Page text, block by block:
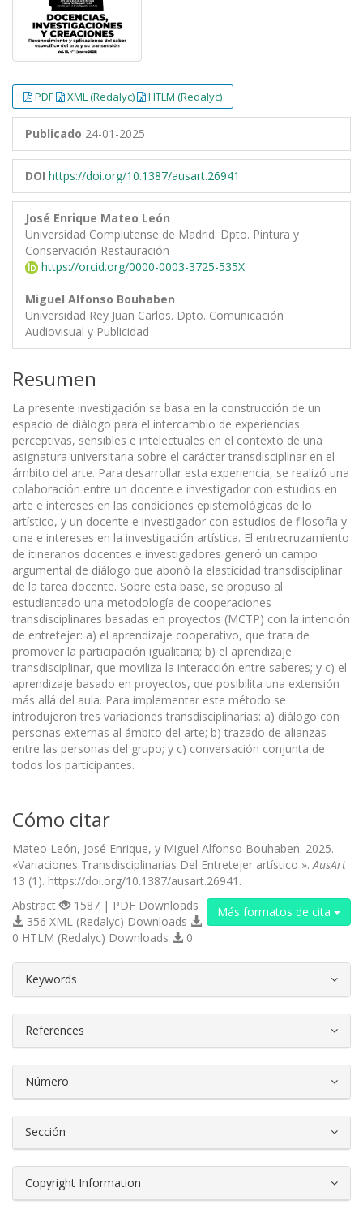
PDF XML (Redalyc) HTLM (Redalyc)
Publicado 24-01-2025
DOI https://doi.org/10.1387/ausart.26941
José Enrique Mateo León
Universidad Complutense de Madrid. Dpto. Pintura y
Conservación-Restauración
https://orcid.org/0000-0003-3725-535X
Miguel Alfonso Bouhaben
Universidad Rey Juan Carlos. Dpto. Comunicación
Audiovisual y Publicidad
Resumen
La presente investigación se basa en la construcción de un
espacio de diálogo para el intercambio de experiencias
perceptivas, sensibles e intelectuales en el contexto de una
asignatura universitaria sobre el carácter transdisciplinar en el
ámbito del arte. Para desarrollar esta experiencia, se realizó una
colaboración entre un docente e investigador con estudios en
arte e intereses en las condiciones epistemológicas de lo
artístico, y un docente e investigador con estudios de filosofía y
cine e intereses en la investigación artística. El entrecruzamiento
de itinerarios docentes e investigadores generó un campo
argumental de diálogo que abonó la elasticidad transdisciplinar
de la tarea docente. Sobre esta base, se propuso al
estudiantado una metodología de cooperaciones
transdisciplinares basadas en proyectos (MCTP) con la intención
de entretejer: a) el aprendizaje cooperativo, que trata de
promover la participación igualitaria; b) el aprendizaje
transdisciplinar, que moviliza la interacción entre saberes; y c) el
aprendizaje basado en proyectos, que posibilita una extensión
más allá del aula. Para implementar este método se
introdujeron tres variaciones transdisciplinarias: a) diálogo con
personas externas al ámbito del arte; b) trazado de alianzas
entre las personas del grupo; y c) conversación conjunta de
todos los participantes.
Cómo citar
Mateo León, José Enrique, y Miguel Alfonso Bouhaben. 2025.
«Variaciones Transdisciplinarias Del Entretejer artístico ».AusArt
13 (1). https://doi.org/10.1387/ausart.26941.
Más formatos de cita
Abstract
1587 | PDF Downloads
356 XML (Redalyc) Downloads
0 HTLM (Redalyc) Downloads
0
Keywords
References
Número
Sección
Copyright Information